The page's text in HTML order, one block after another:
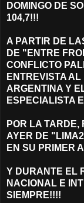
DOMINGO DE
104,7!!!
A PARTIR DE
DE "ENTRE
CONFLICTO
ENTREVISTA
ARGENTINA Y
ESPECIALISTA
POR LA TARDE,
AYER DE
EN SU PRIMER
Y DURANTE EL
NACIONAL E
SIEMPRE!!!!